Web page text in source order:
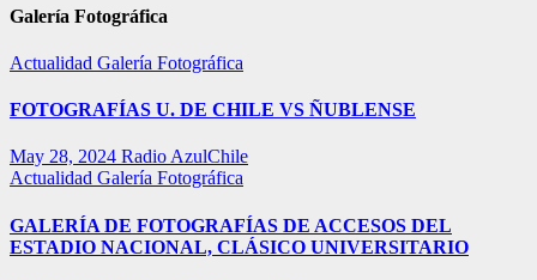
Galería Fotográfica
Actualidad Galería Fotográfica
FOTOGRAFÍAS U. DE CHILE VS ÑUBLENSE
May 28, 2024 Radio AzulChile
Actualidad Galería Fotográfica
GALERÍA DE FOTOGRAFÍAS DE ACCESOS DEL
ESTADIO NACIONAL, CLÁSICO UNIVERSITARIO